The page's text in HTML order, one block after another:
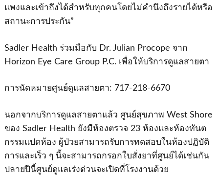
แพงและเข้าถึงได้สําหรับทุกคนโดยไม่คํานึงถึงรายได้หรือ
สถานะการประกัน”
Sadler Health ร่วมมือกับ Dr. Julian Procope จาก
Horizon Eye Care Group P.C. เพื่อให้บริการดูแลสายตา
การนัดหมายศูนย์ดูแลสายตา: 717-218-6670
นอกจากบริการดูแลสายตาแล้ว ศูนย์สุขภาพ West Shore
ของ Sadler Health ยังมีห้องตรวจ 23 ห้องและห้องทันต
กรรมแปดห้อง ผู้ป่วยสามารถรับการทดสอบในห้องปฏิบัติ
การและเร็ว ๆ นี้จะสามารถกรอกใบสั่งยาที่ศูนย์ได้เช่นกัน
ปลายปีนี้ศูนย์ดูแลเร่งด่วนจะเปิดที่โรงงานด้วย